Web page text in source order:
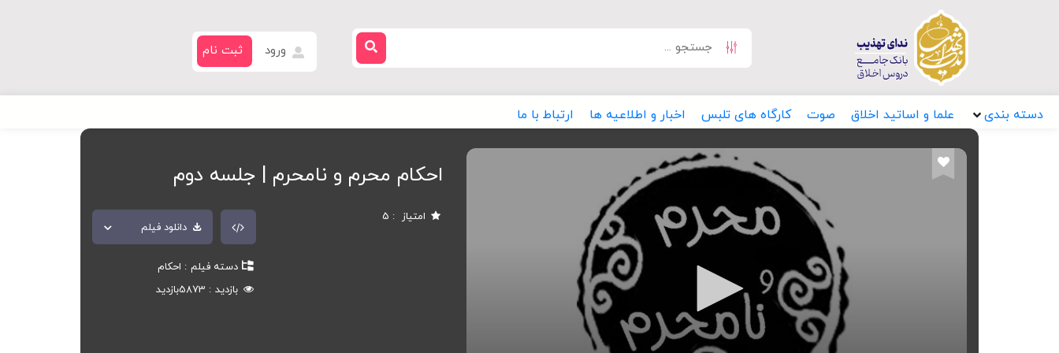
ورود ثبت نام
دسته بندی علما و اساتید اخلاق صوت کارگاه های تلبس اخبار و اطلاعیه ها ارتباط با ما
احکام محرم و نامحرم | جلسه دوم
امتیاز 5
دانلود فیلم
دسته فیلم
احکام
بازدید
5873بازدید